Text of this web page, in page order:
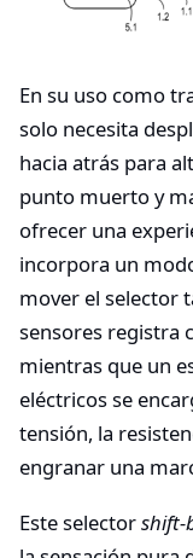
En su uso como
solo necesita
hacia atrás para
punto muerto y
ofrecer una
incorpora un
mover el selector
sensores registra
mientras que un
eléctricos se
tensión, la
engranar una
Este selectorshift-